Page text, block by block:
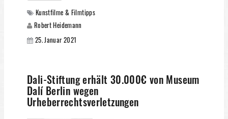
Kunstfilme & Filmtipps
Robert Heidemann
25. Januar 2021
Dali-Stiftung erhält 30.000€ von Museum
Dalí Berlin wegen
Urheberrechtsverletzungen